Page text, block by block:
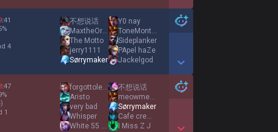
Show More Detail Games
:41
%
4
不想说话
MaxtheOrange
The Motto
jerry1111
Sørrymaker
Y0 nay
ToneMontana
Sideplanker
PApel haZe
Jackelgod
Show More Detail Games
:47
%
1
forgottolearn
Aristo
very bad
Whisper
White 55 Open
不想说话
meowmeowmeowmeow
Sørrymaker
Cafe creme
I Miss Z J